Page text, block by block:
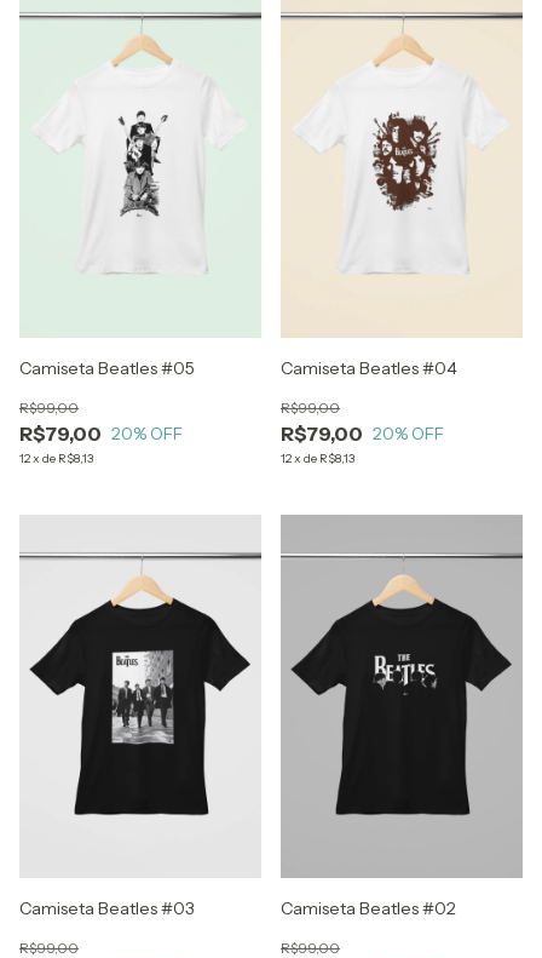
Camiseta Beatles #05
R$79,00
R$99,00
20% OFF
12x de R$8,13
Camiseta Beatles #04
R$79,00
R$99,00
20% OFF
12x de R$8,13
Camiseta Beatles #03
R$99,00
Camiseta Beatles #02
R$99,00